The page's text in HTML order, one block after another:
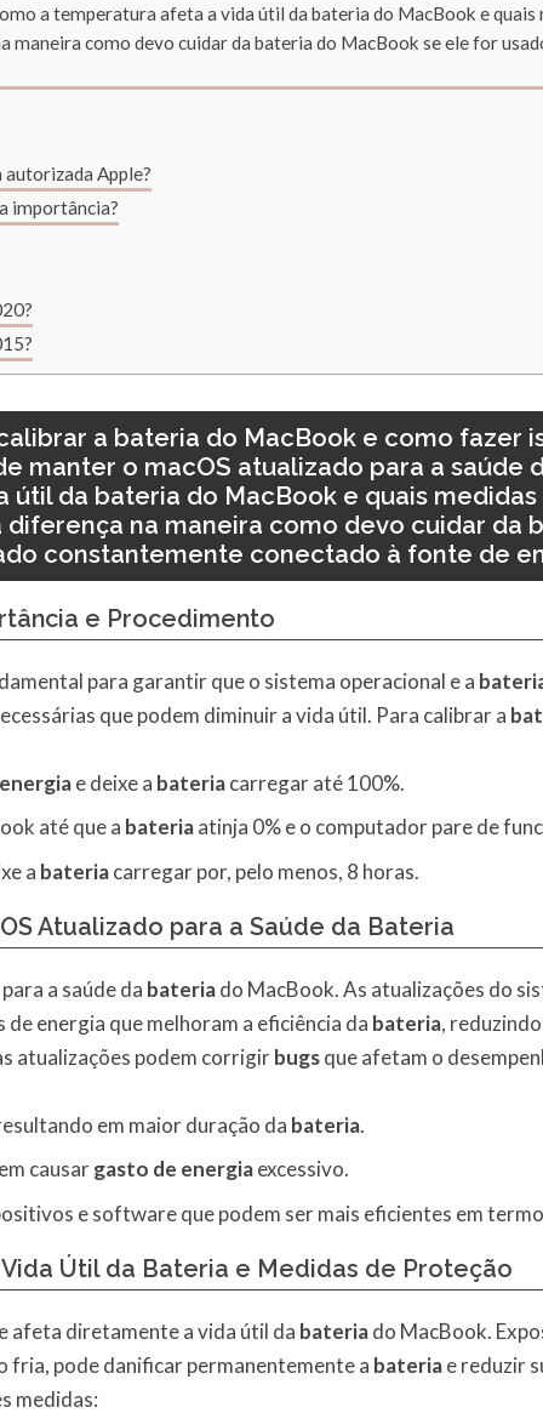
a temperatura afeta a vida útil da bateria do MacBook e
maneira como devo cuidar da bateria do MacBook se ele for
Apple?
importância?
a bateria do MacBook e como fazer
manter o macOS atualizado para a saúde
útil da bateria do MacBook e quais
na maneira como devo cuidar da
constantemente conectado à fonte de
e Procedimento
para garantir que o sistema operacional e a
que podem diminuir a vida útil. Para calibrar a
e deixe a bateriacarregar até 100%.
até que a bateriaatinja 0% e o computador pare de
a bateriacarregar por, pelo menos, 8 horas.
Atualizado para a Saúde da Bateria
a saúde da bateriado MacBook. As atualizações do
energia que melhoram a eficiência da bateria,
atualizações podem corrigirbugsque afetam o
em maior duração da bateria.
causargasto de energiaexcessivo.
e software que podem ser mais eficientes em
Útil da Bateria e Medidas de Proteção
afeta diretamente a vida útil da bateriado MacBook.
fria, pode danificar permanentemente a bateriae reduzir
medidas: